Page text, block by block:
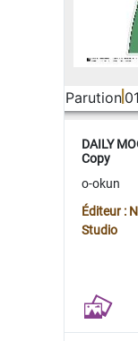
Parution
DAILY
Copy
o-okun
Éditeur :
Studio